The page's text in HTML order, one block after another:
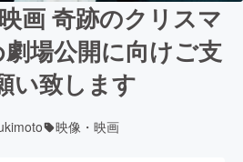
画 奇跡のクリスマ
場公開に向けご支
い致します
映像・映画